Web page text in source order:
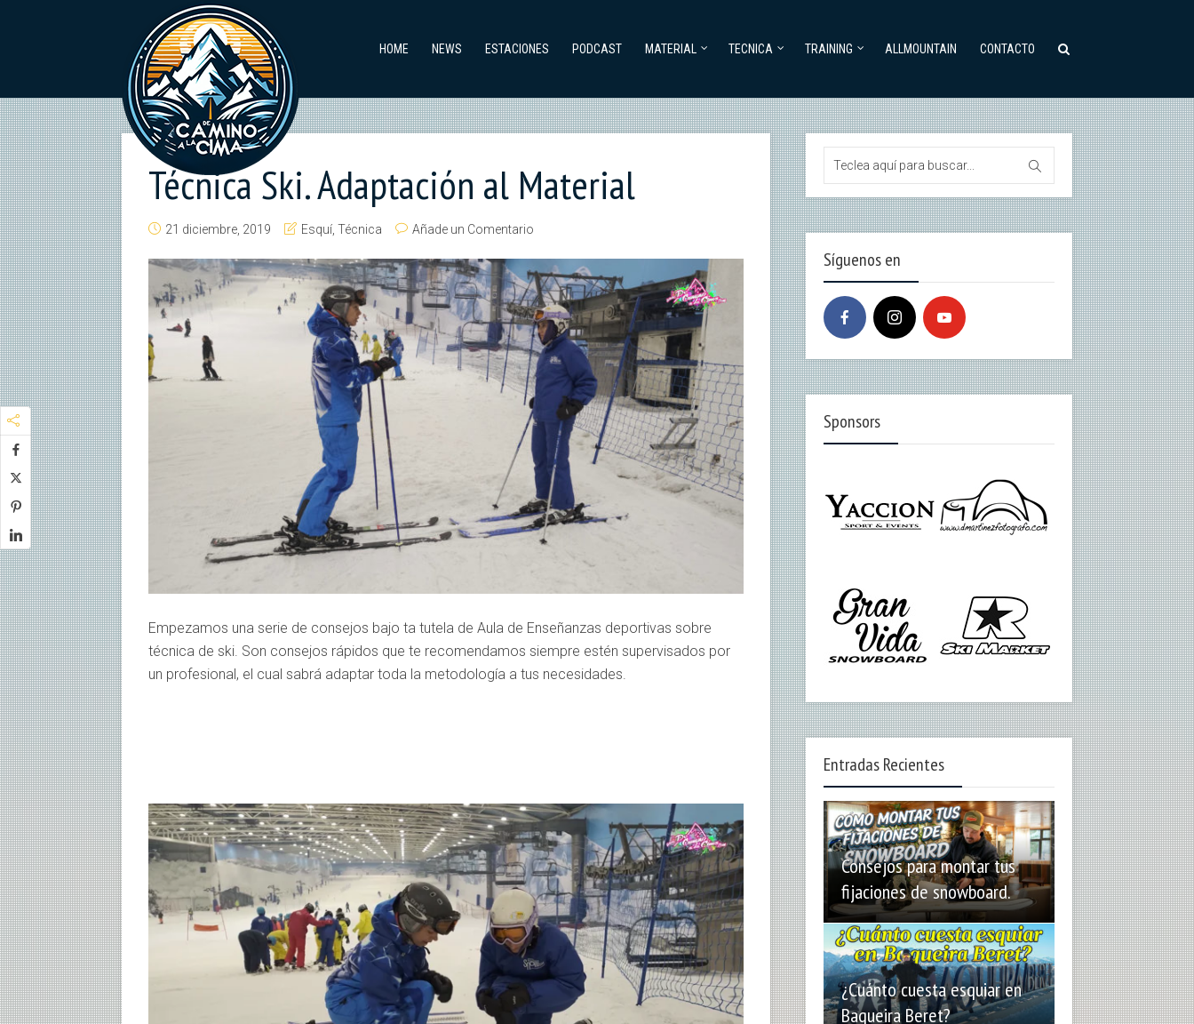
HOME NEWS ESTACIONES PODCAST MATERIAL TECNICA TRAINING ALLMOUNTAIN CONTACTO
Técnica Ski. Adaptación al Material
21 diciembre, 2019 Esquí Técnica Añade un Comentario
Empezamos una serie de consejos bajo ta tutela de Aula de Enseñanzas deportivas sobre
técnica de ski. Son consejos rápidos que te recomendamos siempre estén supervisados por
un profesional, el cual sabrá adaptar toda la metodología a tus necesidades.
Síguenos en
Sponsors
Entradas Recientes
Consejos para montar tus
fijaciones de snowboard.
¿Cuánto cuesta esquiar en
Baqueira Beret?